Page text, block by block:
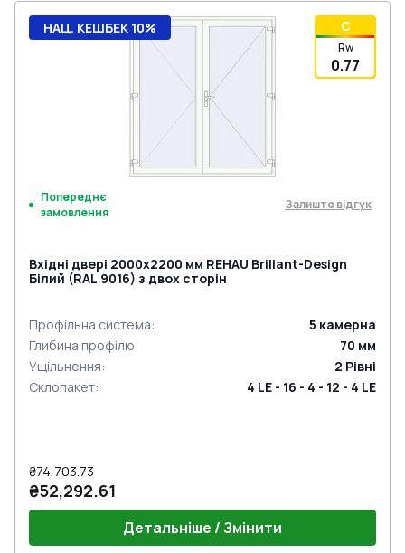
C
Rw
0.77
НАЦ. КЕШБЕК 10%
Попереднє
замовлення
Залиште відгук
Вхідні двері 2000x2200 мм REHAU Brillant-Design
Білий (RAL 9016) з двох сторін
Профільна система: 5 камерна
Глибина профілю: 70 мм
Ущільнення: 2 Рівні
Склопакет: 4 LE - 16 - 4 - 12 - 4 LE
₴74,703.73
₴52,292.61
Детальніше / Змінити